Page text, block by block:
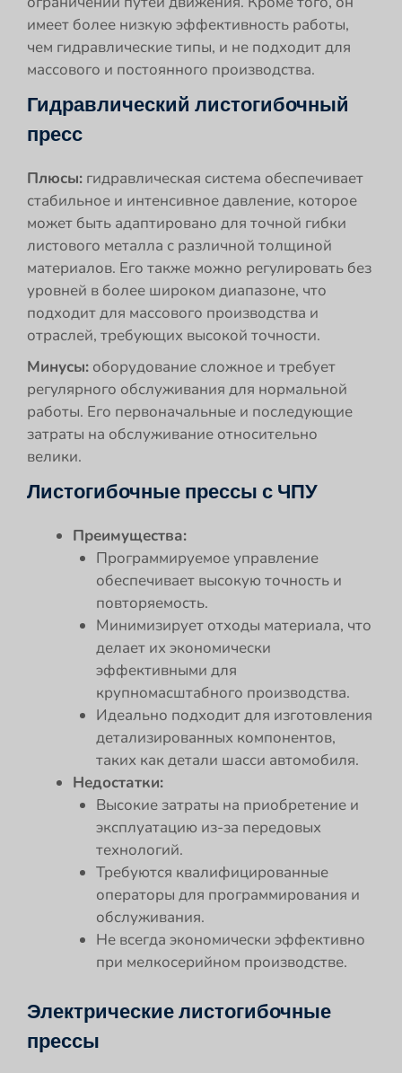
имеет более низкую эффективность работы,
чем гидравлические типы, и не подходит для
массового и постоянного производства.
Гидравлический листогибочный
пресс
Плюсы: гидравлическая система обеспечивает
стабильное и интенсивное давление, которое
может быть адаптировано для точной гибки
листового металла с различной толщиной
материалов. Его также можно регулировать без
уровней в более широком диапазоне, что
подходит для массового производства и
отраслей, требующих высокой точности.
Минусы: оборудование сложное и требует
регулярного обслуживания для нормальной
работы. Его первоначальные и последующие
затраты на обслуживание относительно
велики.
Листогибочные прессы с ЧПУ
Преимущества:
Программируемое управление
обеспечивает высокую точность и
повторяемость.
Минимизирует отходы материала, что
делает их экономически
эффективными для
крупномасштабного производства.
Идеально подходит для изготовления
детализированных компонентов,
таких как детали шасси автомобиля.
Недостатки:
Высокие затраты на приобретение и
эксплуатацию из-за передовых
технологий.
Требуются квалифицированные
операторы для программирования и
обслуживания.
Не всегда экономически эффективно
при мелкосерийном производстве.
Электрические листогибочные
прессы